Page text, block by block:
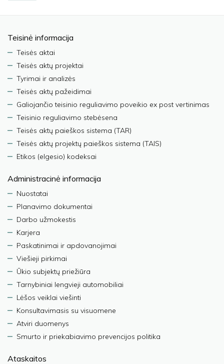
Teisinė informacija
Teisės aktai
Teisės aktų projektai
Tyrimai ir analizės
Teisės aktų pažeidimai
Galiojančio teisinio reguliavimo poveikio ex post vertinimas
Teisinio reguliavimo stebėsena
Teisės aktų paieškos sistema (TAR)
Teisės aktų projektų paieškos sistema (TAIS)
Etikos (elgesio) kodeksai
Administracinė informacija
Nuostatai
Planavimo dokumentai
Darbo užmokestis
Karjera
Paskatinimai ir apdovanojimai
Viešieji pirkimai
Ūkio subjektų priežiūra
Tarnybiniai lengvieji automobiliai
Lėšos veiklai viešinti
Konsultavimasis su visuomene
Atviri duomenys
Smurto ir priekabiavimo prevencijos politika
Ataskaitos